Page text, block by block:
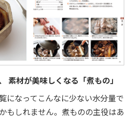
素材が美味しくなる「煮もの」
になってこんなに少ない水分量で
もしれません。煮ものの主役はあ